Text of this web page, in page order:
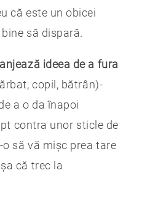
că este un obicei
să dispară.
ideea de a fura
copil, bătrân)-
a o da înapoi
contra unor sticle de
să vă mișc prea tare
că trec la